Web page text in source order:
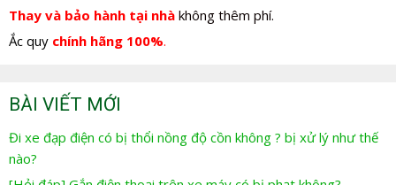
Thay và bảo hành tại nhà không thêm phí.
Ắc quy chính hãng 100%.
BÀI VIẾT MỚI
Đi xe đạp điện có bị thổi nồng độ cồn không ? bị xử lý như thế
nào?